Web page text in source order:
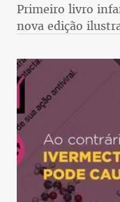
Primeiro livro
nova edição